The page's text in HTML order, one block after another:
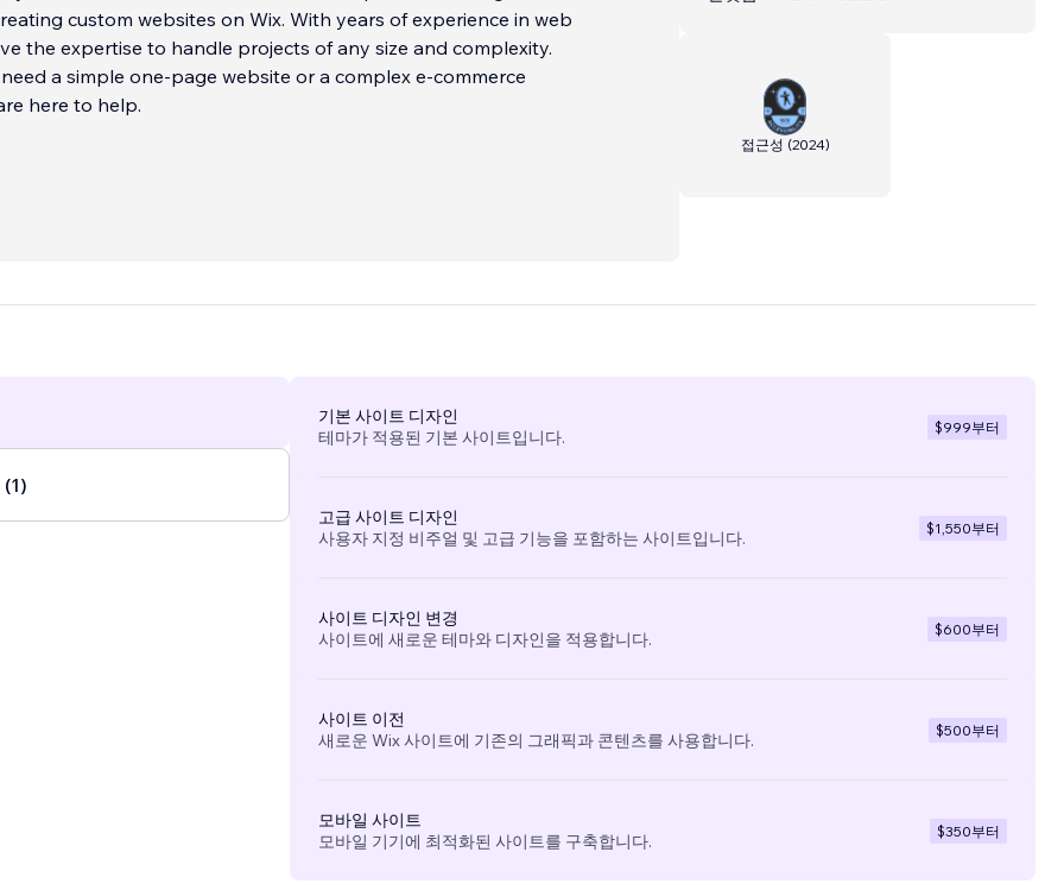
custom websites on Wix. With years of experience in web
the expertise to handle projects of any size and complexity.
a simple one-page website or a complex e-commerce
here to help.
접근성 (2024)
기본 사이트 디자인
테마가 적용된 기본 사이트입니다.
$999부터
고급 사이트 디자인
사용자 지정 비주얼 및 고급 기능을 포함하는 사이트입니다.
$1,550부터
사이트 디자인 변경
사이트에 새로운 테마와 디자인을 적용합니다.
$600부터
사이트 이전
새로운 Wix 사이트에 기존의 그래픽과 콘텐츠를 사용합니다.
$500부터
모바일 사이트
모바일 기기에 최적화된 사이트를 구축합니다.
$350부터